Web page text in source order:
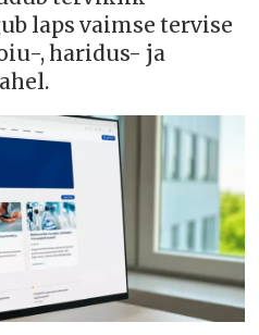
laps vaimse tervise
, haridus- ja